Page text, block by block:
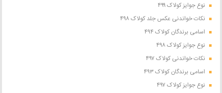
نوع جوایز کولاک ۴۹۹
نکات خواندنی عکس جلد کولاک ۴۹۸
اسامی برندگان کولاک ۴۹۴
نوع جوایز کولاک ۴۹۸
نکات خواندنی کولاک ۴۹۷
اسامی برندگان کولاک ۴۹۳
نوع جوایز کولاک ۴۹۷